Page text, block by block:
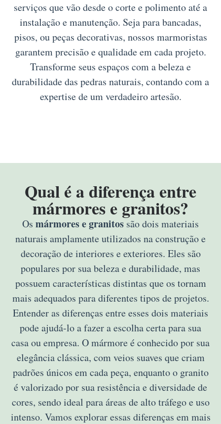
serviços que vão desde o corte e polimento até a
instalação e manutenção. Seja para bancadas,
pisos, ou peças decorativas, nossos marmoristas
garantem precisão e qualidade em cada projeto.
Transforme seus espaços com a beleza e
durabilidade das pedras naturais, contando com a
expertise de um verdadeiro artesão.
Qual é a diferença entre
mármores e granitos?
Os mármores e granitos são dois materiais
naturais amplamente utilizados na construção e
decoração de interiores e exteriores. Eles são
populares por sua beleza e durabilidade, mas
possuem características distintas que os tornam
mais adequados para diferentes tipos de projetos.
Entender as diferenças entre esses dois materiais
pode ajudá-lo a fazer a escolha certa para sua
casa ou empresa. O mármore é conhecido por sua
elegância clássica, com veios suaves que criam
padrões únicos em cada peça, enquanto o granito
é valorizado por sua resistência e diversidade de
cores, sendo ideal para áreas de alto tráfego e uso
intenso. Vamos explorar essas diferenças em mais